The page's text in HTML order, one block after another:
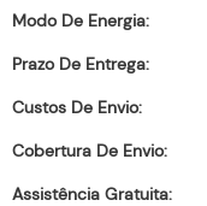
Modo De Energia:
Prazo De Entrega:
Custos De Envio:
Cobertura De Envio:
Assistência Gratuita: